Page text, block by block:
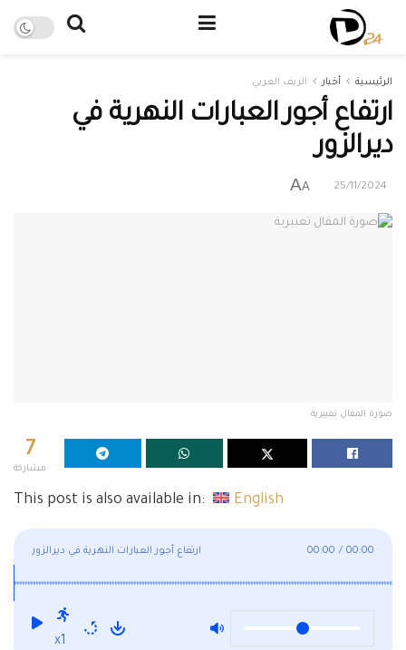
الرئيسية أخبار الريف الغربي
ارتفاع أجور العبارات النهرية في
ديرالزور
25/11/2024
A
A
صورة المقال تعبيرية
7
مشاركة
This post is also available in: English
ارتفاع أجور العبارات النهرية في ديرالزور 00:00 / 00:00
x1